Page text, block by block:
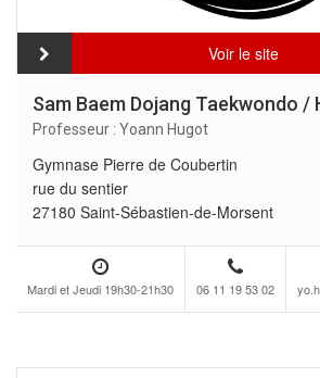
Voir le site
Sam Baem Dojang Taekwondo /
Professeur : Yoann Hugot
Gymnase Pierre de Coubertin
rue du sentier
27180 Saint-Sébastien-de-Morsent
Mardi et Jeudi 19h30-21h30 06 11 19 53 02